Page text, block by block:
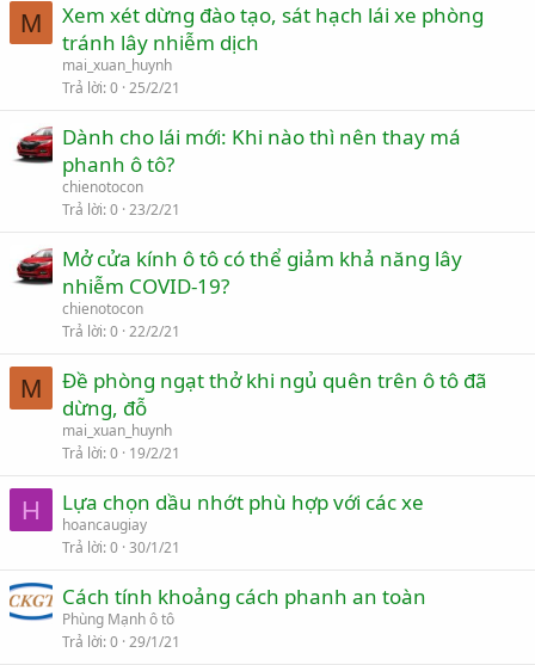
M
Xem xét dừng đào tạo, sát hạch lái xe phòng
tránh lây nhiễm dịch
mai_xuan_huynh
Trả lời 0 25/2/21
Dành cho lái mới: Khi nào thì nên thay má
phanh ô tô?
chienotocon
Trả lời 0 23/2/21
Mở cửa kính ô tô có thể giảm khả năng lây
nhiễm COVID-19?
chienotocon
Trả lời 0 22/2/21
M
Đề phòng ngạt thở khi ngủ quên trên ô tô đã
dừng, đỗ
mai_xuan_huynh
Trả lời 0 19/2/21
H Lựa chọn dầu nhớt phù hợp với các xe
hoancaugiay
Trả lời 0 30/1/21
Cách tính khoảng cách phanh an toàn
Phùng Mạnh ô tô
Trả lời 0 29/1/21